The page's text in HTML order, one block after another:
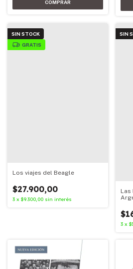
SIN STOCK
GRATIS
Los viajes del Beagle
$27.900,00
3 x $9.300,00 sin interés
SIN
Las
3 x